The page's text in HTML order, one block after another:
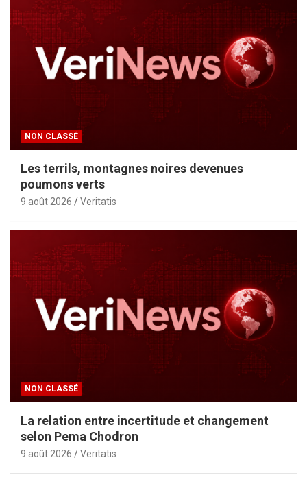
NON CLASSÉ
Les terrils, montagnes noires devenues
poumons verts
9 août 2026 Veritatis
NON CLASSÉ
La relation entre incertitude et changement
selon Pema Chodron
9 août 2026 Veritatis